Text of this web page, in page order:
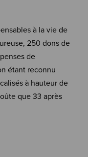
à la vie de
250 dons de
de
étant reconnu
à hauteur de
que 33 après